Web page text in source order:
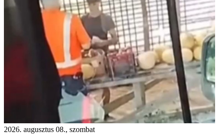
2026. augusztus 08., szombat